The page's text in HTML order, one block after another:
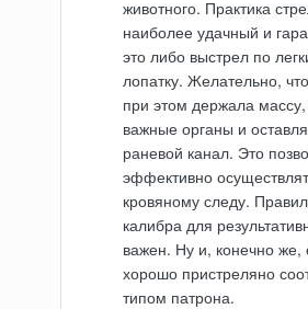
животного. Практика
наиболее удачный и
это либо выстрел по
лопатку. Желательно,
при этом держала
важные органы и
раневой канал. Это
эффективно
кровяному следу.
калибра для
важен. Ну и, конечно
хорошо пристреляно
типом патрона.